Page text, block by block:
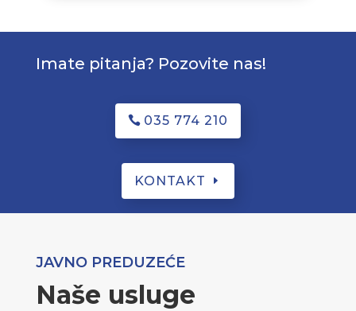
Imate pitanja? Pozovite nas!
035 774 210
KONTAKT
JAVNO PREDUZEĆE
Naše usluge